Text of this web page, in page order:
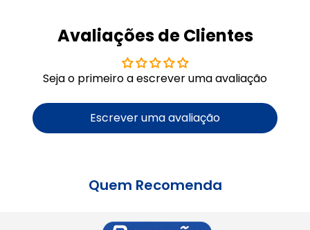
Avaliações de Clientes
Seja o primeiro a escrever uma avaliação
Escrever uma avaliação
Quem Recomenda